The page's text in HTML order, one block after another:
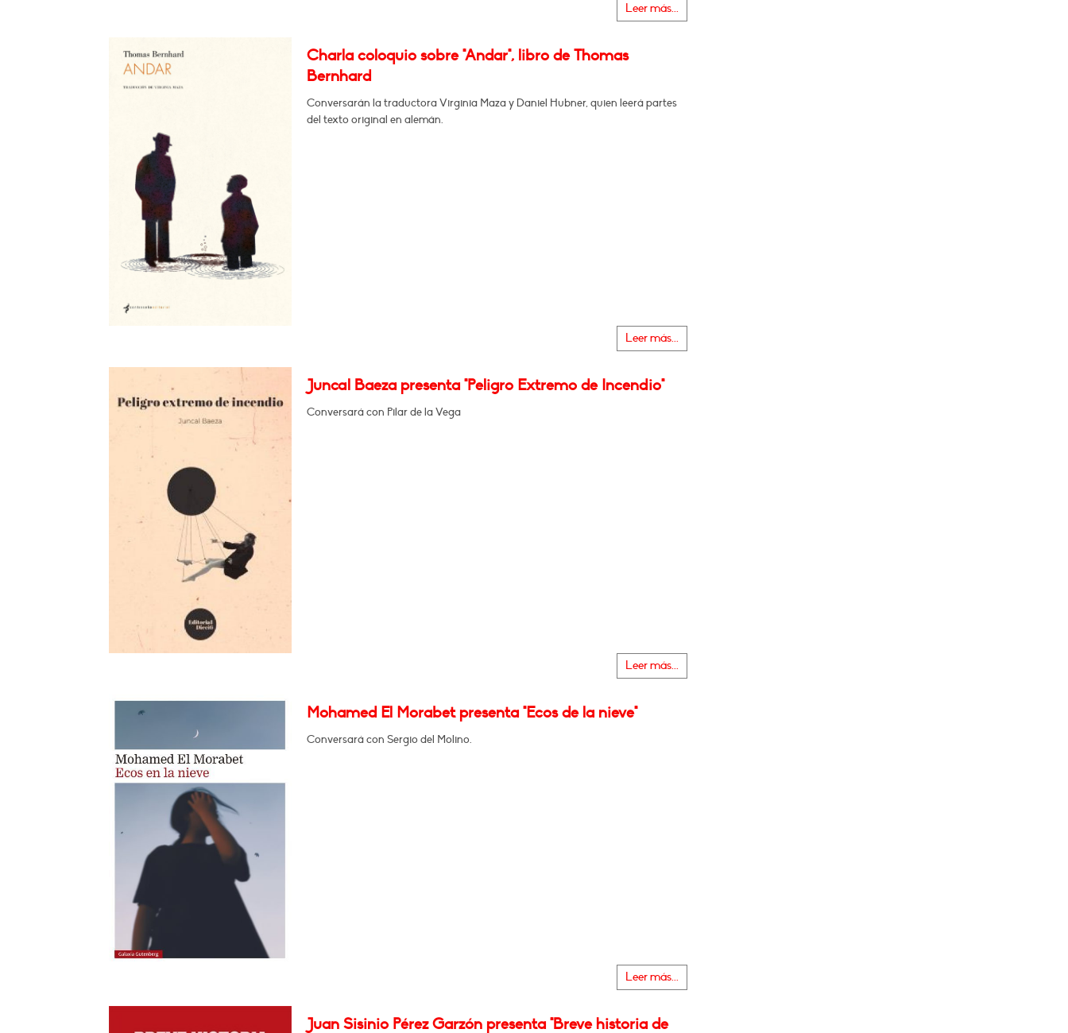
Leer más...
Charla coloquio sobre "Andar", libro de Thomas
Bernhard
Conversarán la traductora Virginia Maza y Daniel Hubner, quien leerá partes
del texto original en alemán.
Leer más...
Juncal Baeza presenta "Peligro Extremo de Incendio"
Conversará con Pilar de la Vega
Leer más...
Mohamed El Morabet presenta "Ecos de la nieve"
Conversará con Sergio del Molino.
Leer más...
Juan Sisinio Pérez Garzón presenta "Breve historia de